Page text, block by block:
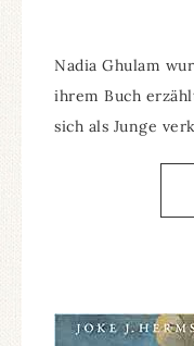
Nadia Ghulam
ihrem Buch
sich als Junge